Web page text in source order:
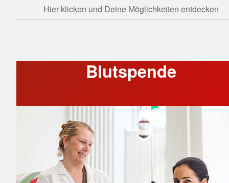
Hier klicken und Deine Möglichkeiten entdecken
Blutspende